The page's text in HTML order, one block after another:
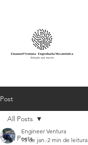
Post
All Posts
All Posts
Engineer Ventura
15 de jan. 2 min de leitura